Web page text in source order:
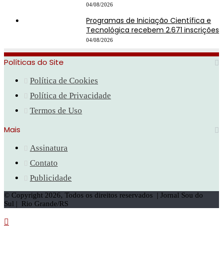
04/08/2026
Programas de Iniciação Científica e
Tecnológica recebem 2.671 inscrições
04/08/2026
Políticas do Site
Política de Cookies
Política de Privacidade
Termos de Uso
Mais
Assinatura
Contato
Publicidade
© Copyright 2026, Todos os direitos reservados | Jornal Sou do
Sul | Rio Grande/RS